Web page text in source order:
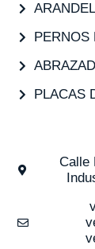
PERNOS
PLACAS
Calle